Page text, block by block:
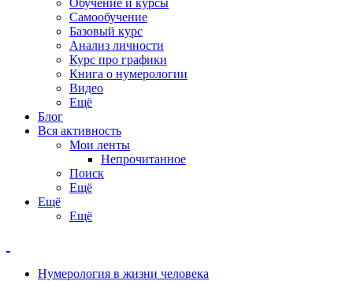
Самообучение
Базовый курс
Анализ личности
Курс про графики
Книга о нумерологии
Видео
Ещё
Блог
Вся активность
Мои ленты
Непрочитанное
Поиск
Ещё
Ещё
Ещё
Нумерология в жизни человека